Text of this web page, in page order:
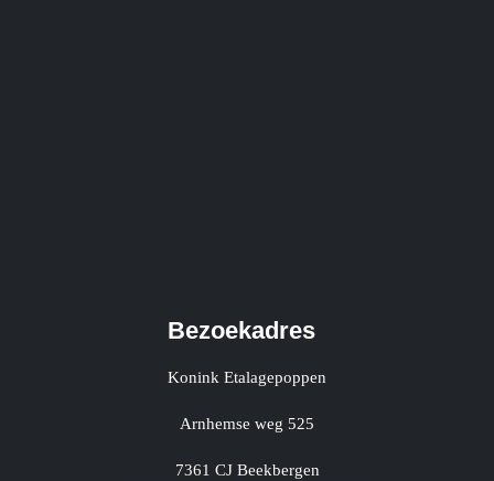
Bezoekadres
Konink Etalagepoppen
Arnhemse weg 525
7361 CJ Beekbergen